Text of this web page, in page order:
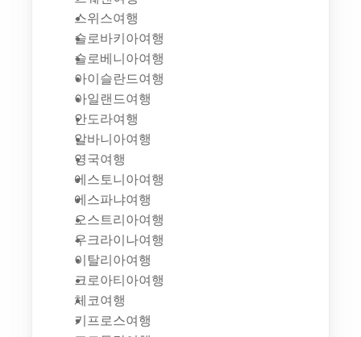
스위스여행
슬로바키아여행
슬로베니아여행
아이슬란드여행
아일랜드여행
안도라여행
알바니아여행
영국여행
에스토니아여행
에스파냐여행
오스트리아여행
우크라이나여행
이탈리아여행
크로아티아여행
체코여행
키프로스여행